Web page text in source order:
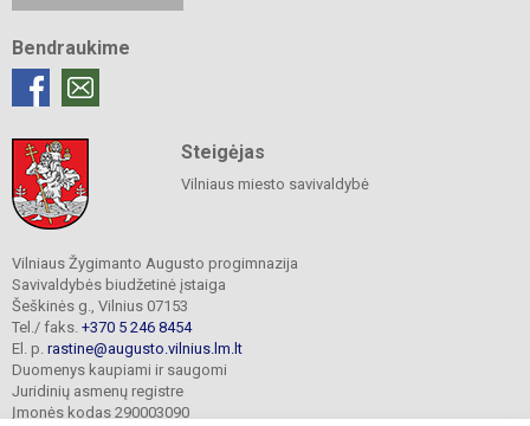
Bendraukime
Steigėjas
Vilniaus miesto savivaldybė
Vilniaus Žygimanto Augusto progimnazija
Savivaldybės biudžetinė įstaiga
Šeškinės g., Vilnius 07153
Tel./ faks. +370 5 246 8454
El. p. rastine@augusto.vilnius.lm.lt
Duomenys kaupiami ir saugomi
Juridinių asmenų registre
Įmonės kodas 290003090